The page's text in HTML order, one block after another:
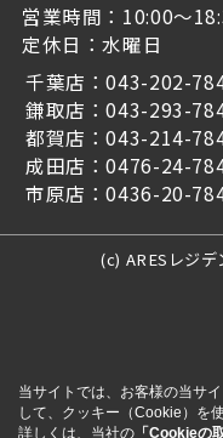
営業時間：10:00～
定休日：水曜日
千葉店：043-202-
鎌取店：043-293-
都賀店：043-214-
成田店：0476-24-
市原店：0436-20-
(c) ARESレジ
当サイトでは、お客様の当サ
して、クッキー（Cookie）を
詳しくは、当社の 「Cookieの